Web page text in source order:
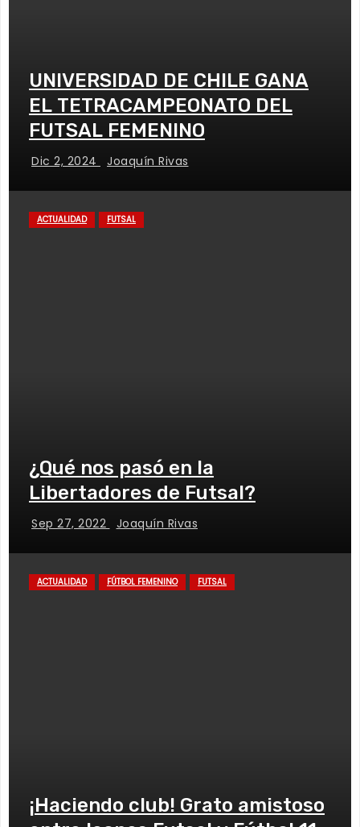
UNIVERSIDAD DE CHILE GANA
EL TETRACAMPEONATO DEL
FUTSAL FEMENINO
Dic 2, 2024 Joaquín Rivas
ACTUALIDAD FUTSAL
¿Qué nos pasó en la
Libertadores de Futsal?
Sep 27, 2022 Joaquín Rivas
ACTUALIDAD FÚTBOL FEMENINO FUTSAL
¡Haciendo club! Grato amistoso